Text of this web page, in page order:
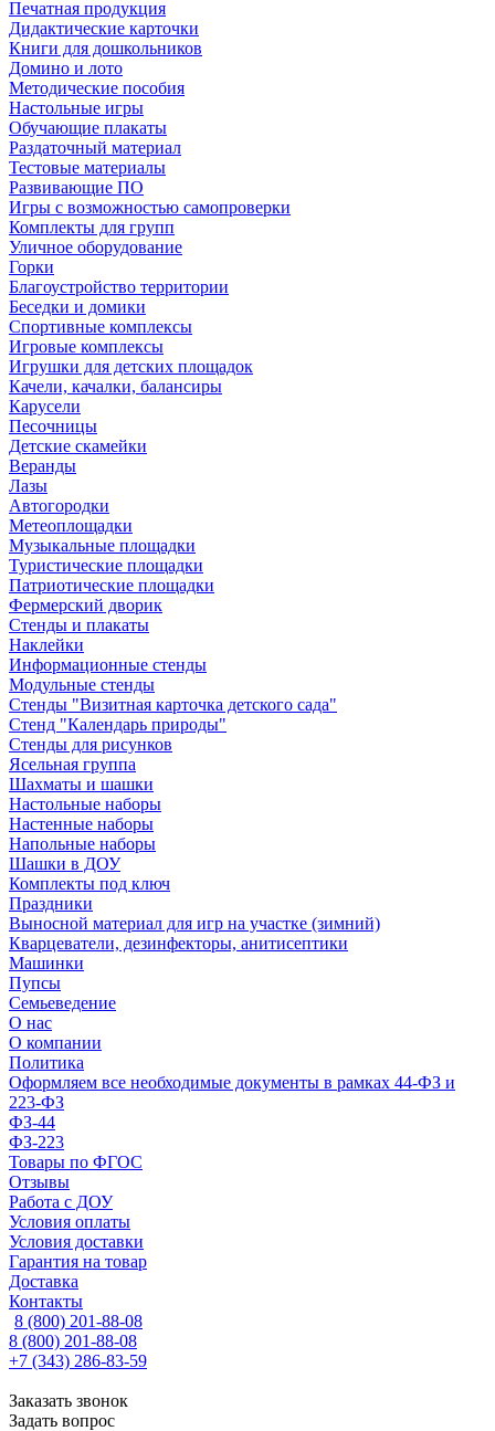
Печатная продукция
Дидактические карточки
Книги для дошкольников
Домино и лото
Методические пособия
Настольные игры
Обучающие плакаты
Раздаточный материал
Тестовые материалы
Развивающие ПО
Игры с возможностью самопроверки
Комплекты для групп
Уличное оборудование
Горки
Благоустройство территории
Беседки и домики
Спортивные комплексы
Игровые комплексы
Игрушки для детских площадок
Качели, качалки, балансиры
Карусели
Песочницы
Детские скамейки
Веранды
Лазы
Автогородки
Метеоплощадки
Музыкальные площадки
Туристические площадки
Патриотические площадки
Фермерский дворик
Стенды и плакаты
Наклейки
Информационные стенды
Модульные стенды
Стенды "Визитная карточка детского сада"
Стенд "Календарь природы"
Стенды для рисунков
Ясельная группа
Шахматы и шашки
Настольные наборы
Настенные наборы
Напольные наборы
Шашки в ДОУ
Комплекты под ключ
Праздники
Выносной материал для игр на участке (зимний)
Кварцеватели, дезинфекторы, анитисептики
Машинки
Пупсы
Семьеведение
О нас
О компании
Политика
Оформляем все необходимые документы в рамках 44-ФЗ и
223-ФЗ
ФЗ-44
ФЗ-223
Товары по ФГОС
Отзывы
Работа с ДОУ
Условия оплаты
Условия доставки
Гарантия на товар
Доставка
Контакты
8 (800) 201-88-08
8 (800) 201-88-08
+7 (343) 286-83-59
Заказать звонок
Задать вопрос